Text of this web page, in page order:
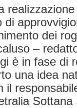
dei
–
è in fase di
una idea
il